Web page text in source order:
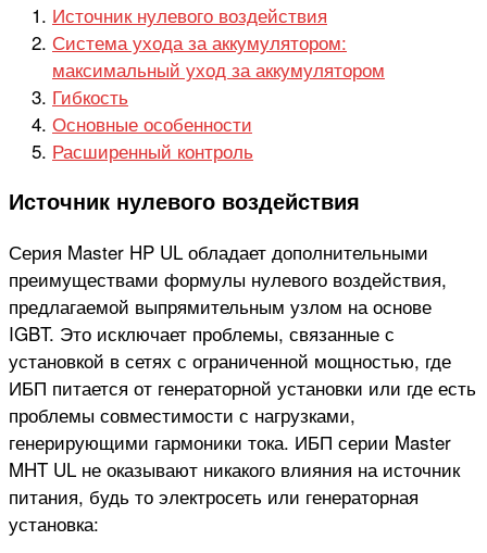
Источник нулевого воздействия
Система ухода за аккумулятором:
максимальный уход за аккумулятором
Гибкость
Основные особенности
Расширенный контроль
Источник нулевого воздействия
Серия Master HP UL обладает дополнительными
преимуществами формулы нулевого воздействия,
предлагаемой выпрямительным узлом на основе
IGBT. Это исключает проблемы, связанные с
установкой в сетях с ограниченной мощностью, где
ИБП питается от генераторной установки или где есть
проблемы совместимости с нагрузками,
генерирующими гармоники тока. ИБП серии Master
MHT UL не оказывают никакого влияния на источник
питания, будь то электросеть или генераторная
установка: